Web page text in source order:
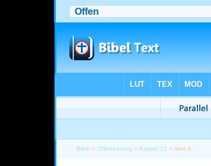
Bibel >Offenbarung > Kapitel 21 > Vers 6